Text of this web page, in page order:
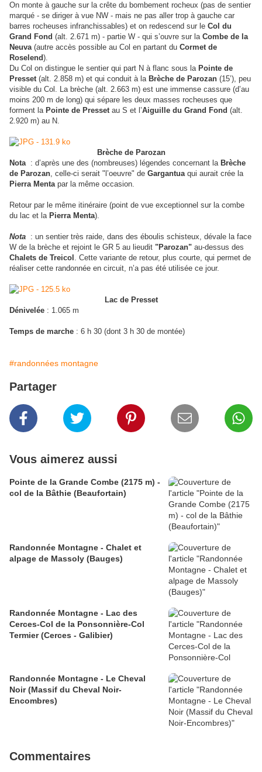
On monte à gauche sur la crête du bombement rocheux (pas de sentier
marqué - se diriger à vue NW - mais ne pas aller trop à gauche car
barres rocheuses infranchissables) et on redescend sur le Col du
Grand Fond (alt. 2.671 m) - partie W - qui s’ouvre sur la Combe de la
Neuva(autre accès possible au Col en partant du Cormet de
Roselend).
Du Col on distingue le sentier qui part N à flanc sous la Pointe de
Presset(alt. 2.858 m) et qui conduit à la Brèche de Parozan (15’), peu
visible du Col. La brèche (alt. 2.663 m) est une immense cassure (d’au
moins 200 m de long) qui sépare les deux masses rocheuses que
forment la Pointe de Pressetau S et l’Aiguille du Grand Fond (alt.
2.920 m) au N.
Brèche de Parozan
Nota: d’après une des (nombreuses) légendes concernant la Brèche
de Parozan, celle-ci serait "l’oeuvre" de Gargantuaqui aurait crée la
Pierra Mentapar la même occasion.
Retour par le même itinéraire (point de vue exceptionnel sur la combe
du lac et la Pierra Menta).
Nota : un sentier très raide, dans des éboulis schisteux, dévale la face
W de la brèche et rejoint le GR 5 au lieudit "Parozan" au-dessus des
Chalets de Treicol . Cette variante de retour, plus courte, qui permet de
réaliser cette randonnée en circuit, n’a pas été utilisée ce jour.
Lac de Presset
Dénivelée : 1.065 m
Temps de marche : 6 h 30 (dont 3 h 30 de montée)
#randonnées montagne
Partager
Vous aimerez aussi
Pointe de la Grande Combe (2175 m) -
col de la Bâthie (Beaufortain)
Randonnée Montagne - Chalet et
alpage de Massoly (Bauges)
Randonnée Montagne - Lac des
Cerces-Col de la Ponsonnière-Col
Termier (Cerces - Galibier)
Randonnée Montagne - Le Cheval
Noir (Massif du Cheval Noir-
Encombres)
Commentaires